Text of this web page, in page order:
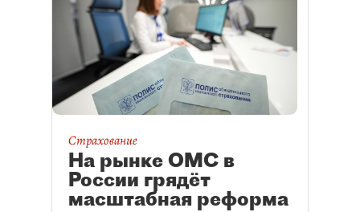
Страхование
На рынке ОМС в
России грядёт
масштабная реформа